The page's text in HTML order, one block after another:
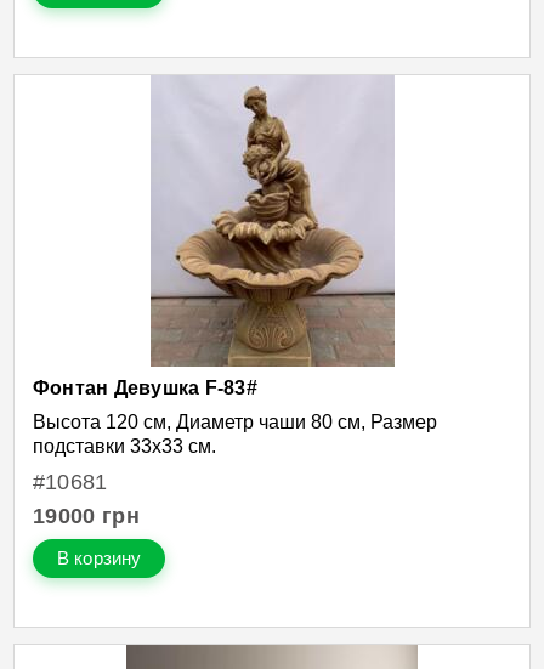
Фонтан Девушка F-83#
Высота 120 см, Диаметр чаши 80 см, Размер
подставки 33х33 см.
#10681
19000 грн
В корзину